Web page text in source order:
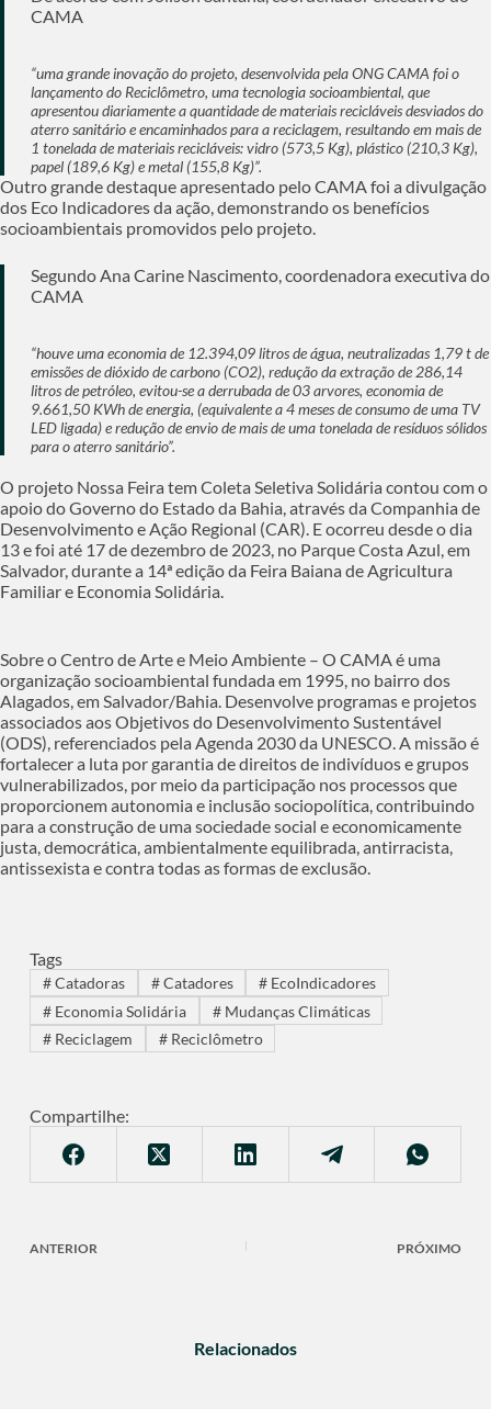
CAMA
“uma grande inovação do projeto, desenvolvida pela ONG CAMA foi o
lançamento do Reciclômetro, uma tecnologia socioambiental, que
apresentou diariamente a quantidade de materiais recicláveis desviados do
aterro sanitário e encaminhados para a reciclagem, resultando em mais de
1 tonelada de materiais recicláveis: vidro (573,5 Kg), plástico (210,3 Kg),
papel (189,6 Kg) e metal (155,8 Kg)”.
Outro grande destaque apresentado pelo CAMA foi a divulgação
dos Eco Indicadores da ação, demonstrando os benefícios
socioambientais promovidos pelo projeto.
Segundo Ana Carine Nascimento, coordenadora executiva do
CAMA
“houve uma economia de 12.394,09 litros de água, neutralizadas 1,79 t de
emissões de dióxido de carbono (CO2), redução da extração de 286,14
litros de petróleo, evitou-se a derrubada de 03 arvores, economia de
9.661,50 KWh de energia, (equivalente a 4 meses de consumo de uma TV
LED ligada) e redução de envio de mais de uma tonelada de resíduos sólidos
para o aterro sanitário”.
O projeto Nossa Feira tem Coleta Seletiva Solidária contou com o
apoio do Governo do Estado da Bahia, através da Companhia de
Desenvolvimento e Ação Regional (CAR). E ocorreu desde o dia
13 e foi até 17 de dezembro de 2023, no Parque Costa Azul, em
Salvador, durante a 14ª edição da Feira Baiana de Agricultura
Familiar e Economia Solidária.
Sobre o Centro de Arte e Meio Ambiente – O CAMA é uma
organização socioambiental fundada em 1995, no bairro dos
Alagados, em Salvador/Bahia. Desenvolve programas e projetos
associados aos Objetivos do Desenvolvimento Sustentável
(ODS), referenciados pela Agenda 2030 da UNESCO. A missão é
fortalecer a luta por garantia de direitos de indivíduos e grupos
vulnerabilizados, por meio da participação nos processos que
proporcionem autonomia e inclusão sociopolítica, contribuindo
para a construção de uma sociedade social e economicamente
justa, democrática, ambientalmente equilibrada, antirracista,
antissexista e contra todas as formas de exclusão.
Tags
#Catadoras #Catadores # EcoIndicadores
#Economia Solidária #Mudanças Climáticas
#Reciclagem #Reciclômetro
Compartilhe:
ANTERIOR PRÓXIMO
Relacionados